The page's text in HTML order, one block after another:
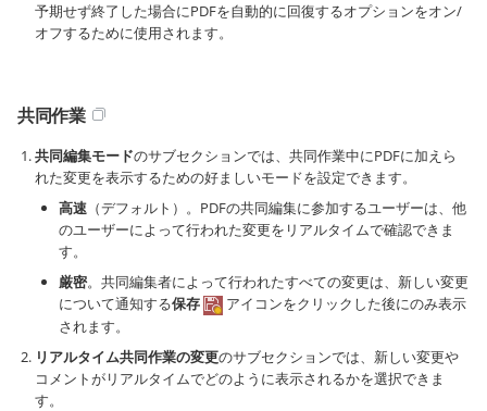
予期せず終了した場合にPDFを自動的に回復するオプションをオン/
オフするために使用されます。
共同作業
共同編集モードのサブセクションでは、共同作業中にPDFに加えら
れた変更を表示するための好ましいモードを設定できます。
高速 （デフォルト）。PDFの共同編集に参加するユーザーは、他
のユーザーによって行われた変更をリアルタイムで確認できま
す。
厳密。共同編集者によって行われたすべての変更は、新しい変更
について通知する保存
アイコンをクリックした後にのみ表示
されます。
リアルタイム共同作業の変更のサブセクションでは、新しい変更や
コメントがリアルタイムでどのように表示されるかを選択できま
す。